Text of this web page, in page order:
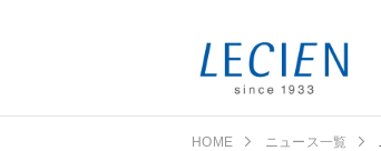
HOME ニュース一覧